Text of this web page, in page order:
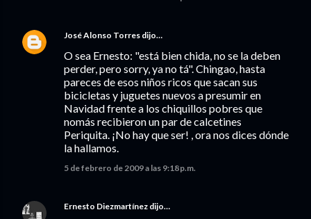
José Alonso Torres dijo…
O sea Ernesto: "está bien chida, no se la deben
perder, pero sorry, ya no tá". Chingao, hasta
pareces de esos niños ricos que sacan sus
bicicletas y juguetes nuevos a presumir en
Navidad frente a los chiquillos pobres que
nomás recibieron un par de calcetines
Periquita. ¡No hay que ser! , ora nos dices dónde
la hallamos.
5 de febrero de 2009 a las 9:18 p.m.
Ernesto Diezmartínez dijo…